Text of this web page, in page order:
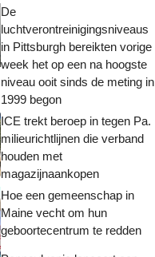
De
luchtverontreinigingsniveaus
in Pittsburgh bereikten vorige
week het op een na hoogste
niveau ooit sinds de meting in
1999 begon
ICE trekt beroep in tegen Pa.
milieurichtlijnen die verband
houden met
magazijnaankopen
Hoe een gemeenschap in
Maine vecht om hun
geboortecentrum te redden